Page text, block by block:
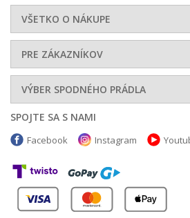
VŠETKO O NÁKUPE
PRE ZÁKAZNÍKOV
VÝBER SPODNÉHO PRÁDLA
SPOJTE SA S NAMI
Facebook Instagram